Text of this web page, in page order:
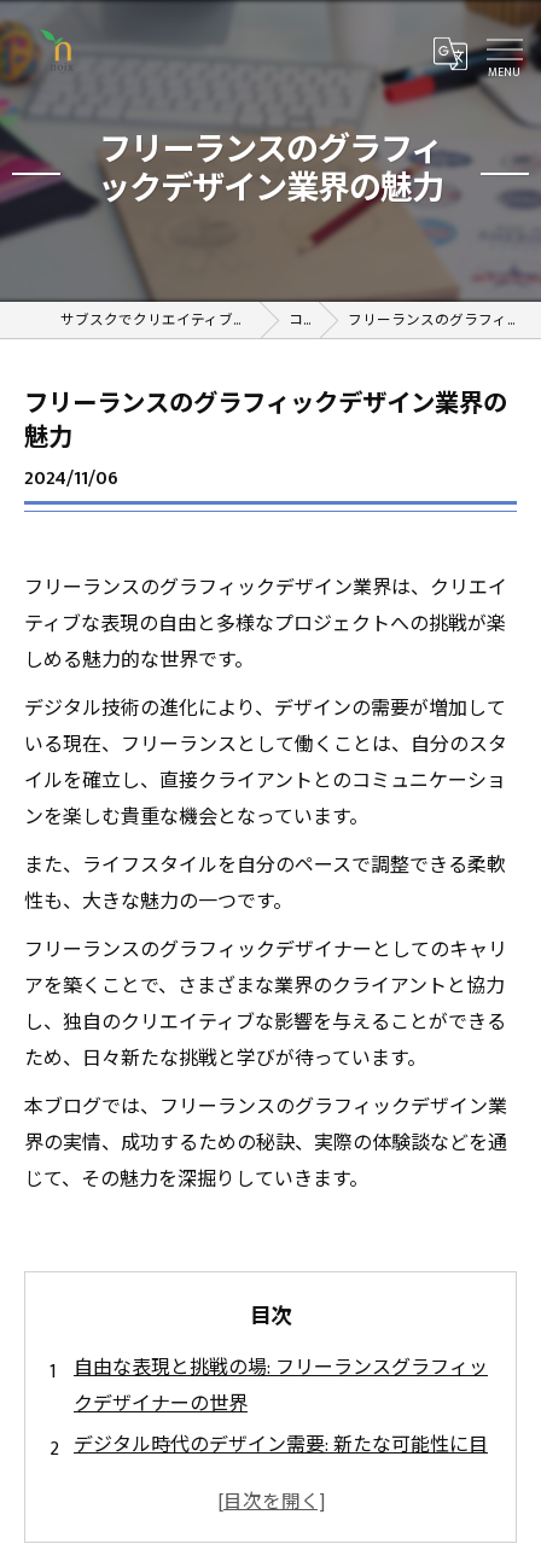
フリーランスのグラフィ
ックデザイン業界の魅力
サブスクでクリエイティブが学べるオンラインスクール コラム フリーランスのグラフィックデザイン業界の魅力
フリーランスのグラフィックデザイン業界の
魅力
2024/11/06
フリーランスのグラフィックデザイン業界は、クリエイ
ティブな表現の自由と多様なプロジェクトへの挑戦が楽
しめる魅力的な世界です。
デジタル技術の進化により、デザインの需要が増加して
いる現在、フリーランスとして働くことは、自分のスタ
イルを確立し、直接クライアントとのコミュニケーショ
ンを楽しむ貴重な機会となっています。
また、ライフスタイルを自分のペースで調整できる柔軟
性も、大きな魅力の一つです。
フリーランスのグラフィックデザイナーとしてのキャリ
アを築くことで、さまざまな業界のクライアントと協力
し、独自のクリエイティブな影響を与えることができる
ため、日々新たな挑戦と学びが待っています。
本ブログでは、フリーランスのグラフィックデザイン業
界の実情、成功するための秘訣、実際の体験談などを通
じて、その魅力を深掘りしていきます。
目次
自由な表現と挑戦の場: フリーランスグラフィッ
クデザイナーの世界
デジタル時代のデザイン需要: 新たな可能性に目
クライアントとのコミュニケーションの楽しさ: